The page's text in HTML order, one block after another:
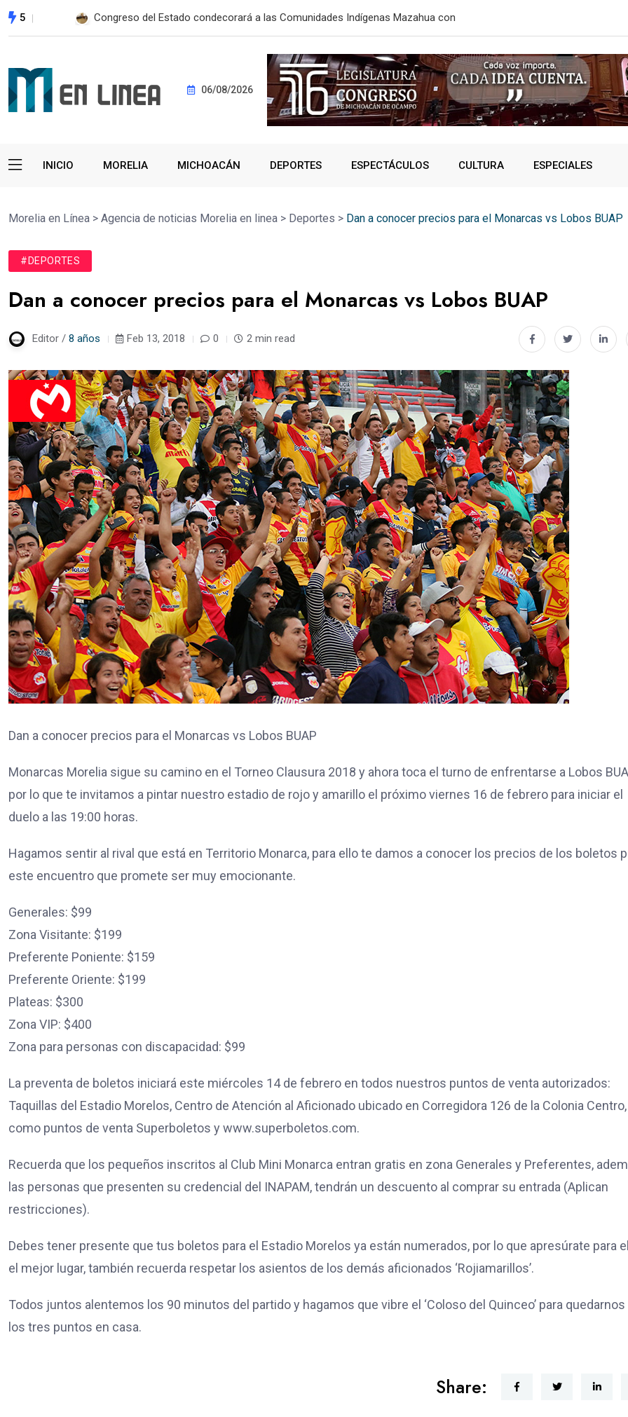
5 Autopista Maravatío-Zitácuaro será libre de peaje; ahorrarán 40 minutos de
06/08/2026
INICIO MORELIA MICHOACÁN DEPORTES ESPECTÁCULOS CULTURA ESPECIALES
Morelia en Línea > Agencia de noticias Morelia en linea > Deportes > Dan a conocer precios para el Monarcas vs Lobos BUAP
#DEPORTES
Dan a conocer precios para el Monarcas vs Lobos BUAP
Editor / 8 años Feb 13, 2018 0 2 min read
Dan a conocer precios para el Monarcas vs Lobos BUAP
Monarcas Morelia sigue su camino en el Torneo Clausura 2018 y ahora toca el turno de enfrentarse a Lobos
por lo que te invitamos a pintar nuestro estadio de rojo y amarillo el próximo viernes 16 de febrero para iniciar el
duelo a las 19:00 horas.
Hagamos sentir al rival que está en Territorio Monarca, para ello te damos a conocer los precios de los boletos
este encuentro que promete ser muy emocionante.
Generales: $99
Zona Visitante: $199
Preferente Poniente: $159
Preferente Oriente: $199
Plateas: $300
Zona VIP: $400
Zona para personas con discapacidad: $99
La preventa de boletos iniciará este miércoles 14 de febrero en todos nuestros puntos de venta autorizados:
Taquillas del Estadio Morelos, Centro de Atención al Aficionado ubicado en Corregidora 126 de la Colonia
como puntos de venta Superboletos y www.superboletos.com.
Recuerda que los pequeños inscritos al Club Mini Monarca entran gratis en zona Generales y Preferentes,
las personas que presenten su credencial del INAPAM, tendrán un descuento al comprar su entrada (Aplican
restricciones).
Debes tener presente que tus boletos para el Estadio Morelos ya están numerados, por lo que apresúrate para
el mejor lugar, también recuerda respetar los asientos de los demás aficionados ‘Rojiamarillos’.
Todos juntos alentemos los 90 minutos del partido y hagamos que vibre el ‘Coloso del Quinceo’ para
los tres puntos en casa.
Share: